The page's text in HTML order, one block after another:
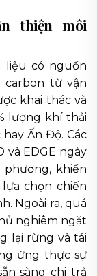
thiện môi
liệu có nguồn
carbon từ vận
khai thác và
lượng khí thải
Ấn Độ. Các
và EDGE ngày
khiến
chọn chiến
Ngoài ra, quá
nghiêm ngặt
lại rừng và tái
ứng thực sự
sàng chi trả